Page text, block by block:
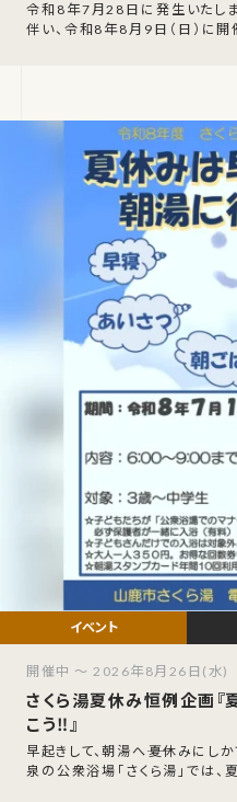
令和8年7月28日に発生いたし
伴い、令和8年8月9日（日）に
さくら湯夏休み恒例企画
こう‼』
早起きして、朝湯へ――夏休みにし
泉の公衆浴場「さくら湯」では
開催中 ～ 2026年8月26日(水)